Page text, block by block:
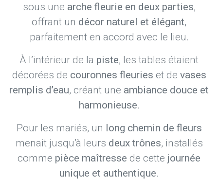
sous une arche fleurie en deux parties,
offrant un décor naturel et élégant,
parfaitement en accord avec le lieu.
À l’intérieur de la piste, les tables étaient
décorées de couronnes fleuries et de vases
remplis d’eau, créant une ambiance douce et
harmonieuse.
Pour les mariés, un long chemin de fleurs
menait jusqu’à leurs deux trônes, installés
comme pièce maîtresse de cette journée
unique et authentique.